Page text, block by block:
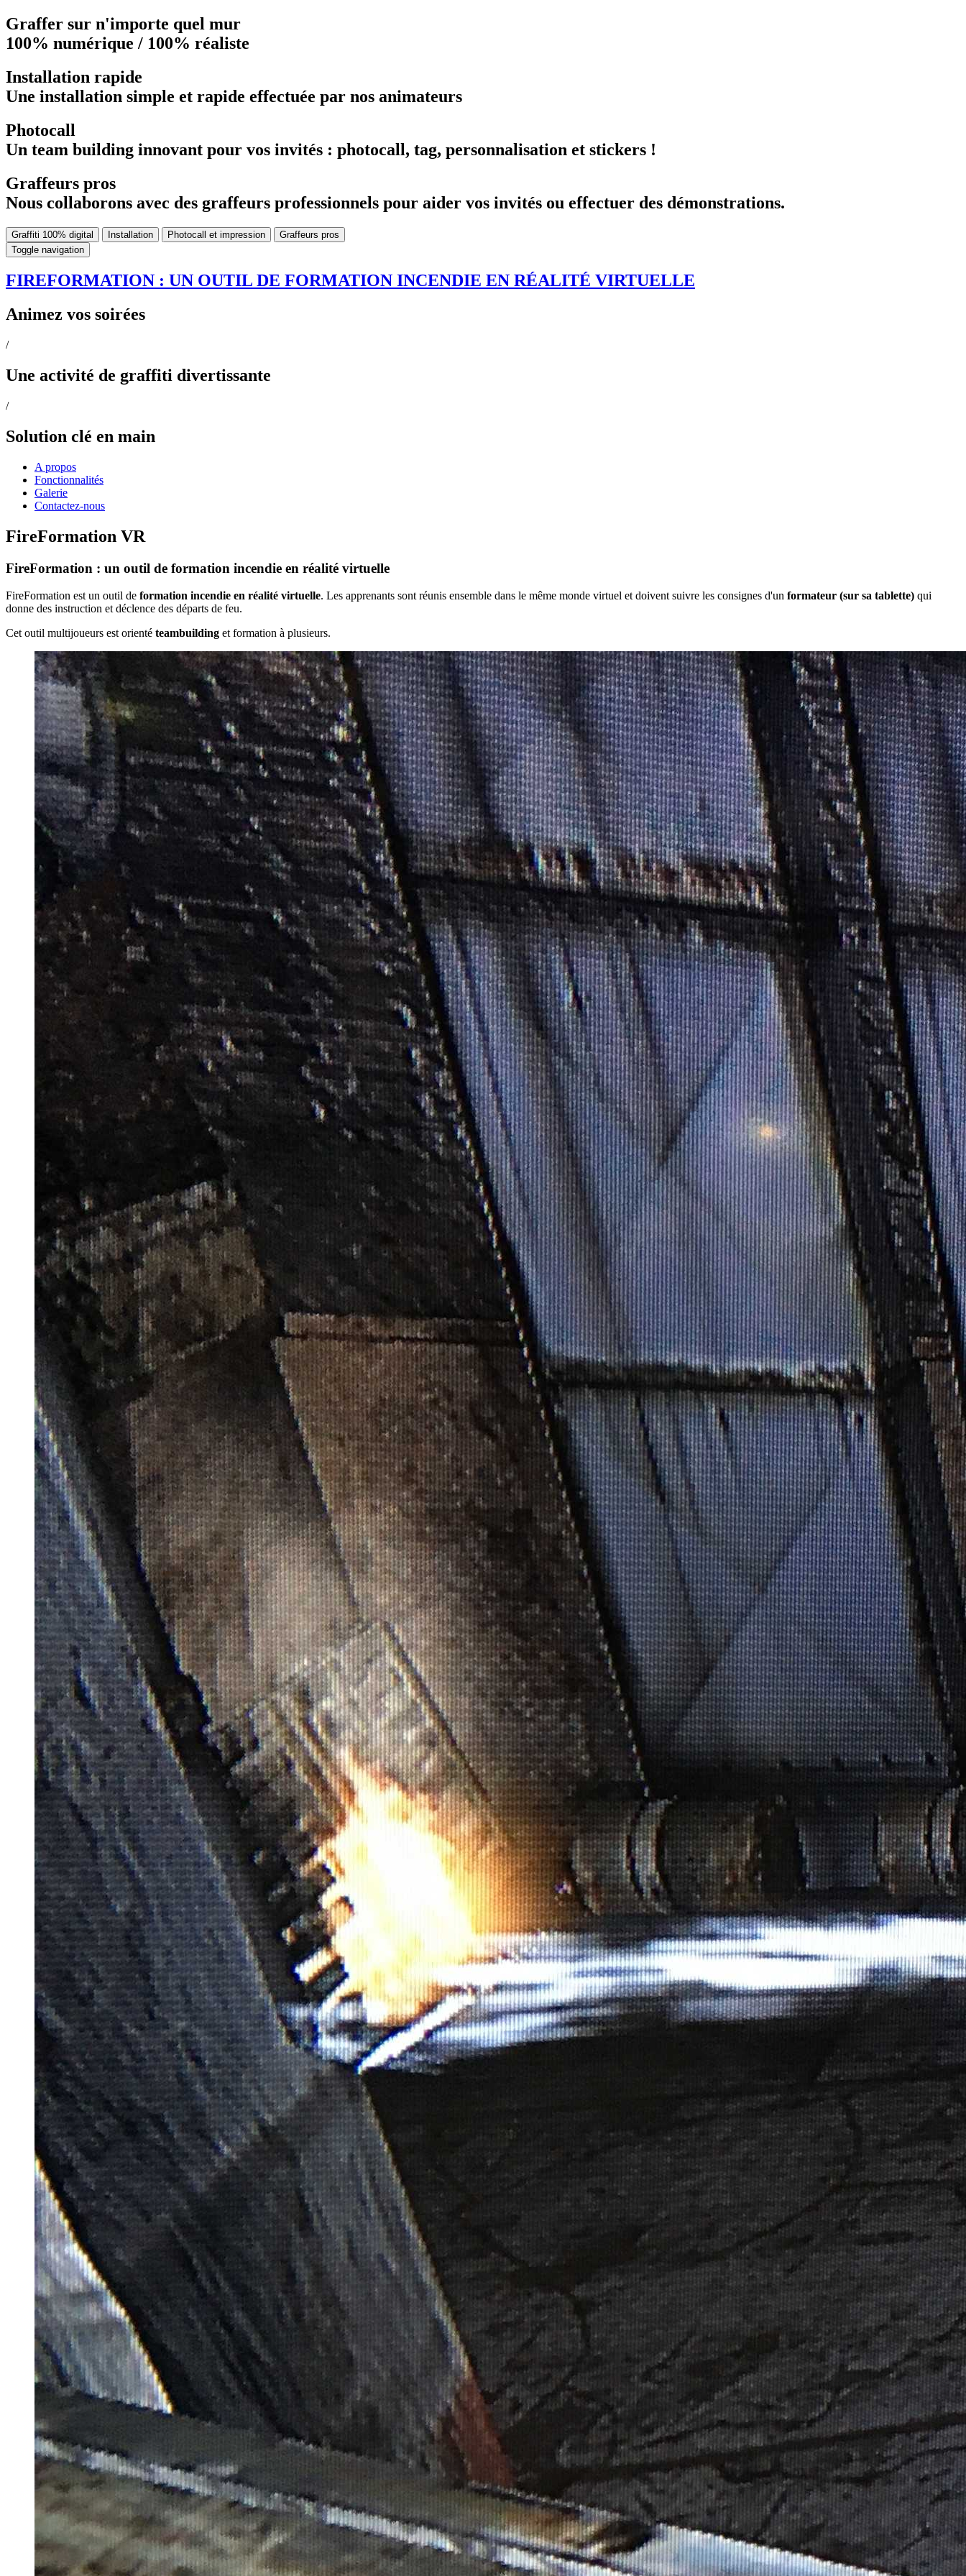
Graffer sur n'importe quel mur
100% numérique / 100% réaliste
Installation rapide
Une installation simple et rapide effectuée par nos animateurs
Photocall
Un team building innovant pour vos invités : photocall, tag, personnalisation et stickers !
Graffeurs pros
Nous collaborons avec des graffeurs professionnels pour aider vos invités ou effectuer des démonstrations.
Graffiti 100% digital Installation Photocall et impression
Graffeurs pros
Toggle navigation
FIREFORMATION : UN OUTIL DE FORMATION INCENDIE EN RÉALITÉ VIRTUELLE
Animez vos soirées
/
Une activité de graffiti divertissante
/
Solution clé en main
A propos
Fonctionnalités
Galerie
Contactez-nous
FireFormation VR
FireFormation : un outil de formation incendie en réalité virtuelle
FireFormation est un outil de formation incendie en réalité virtuelle. Les apprenants sont réunis ensemble dans le même monde virtuel et doivent suivre les consignes d'un formateur (sur sa tablette) qui
donne des instruction et déclence des départs de feu.
Cet outil multijoueurs est orienté teambuilding et formation à plusieurs.